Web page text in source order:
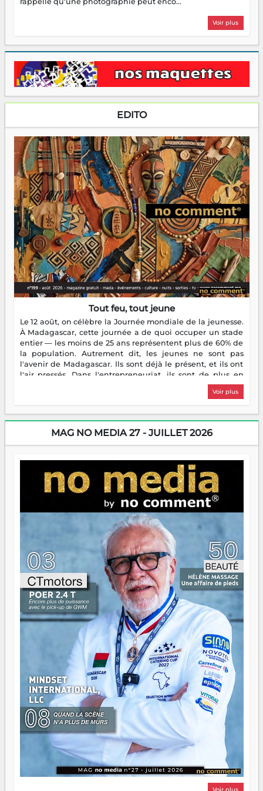
Voir plus
EDITO
Tout feu, tout jeune
Le 12 août, on célèbre la Journée mondiale de la jeunesse.
À Madagascar, cette journée a de quoi occuper un stade
entier — les moins de 25 ans représentent plus de 60% de
la population. Autrement dit, les jeunes ne sont pas
l'avenir de Madagascar. Ils sont déjà le présent, et ils ont
l'air pressés. Dans l'entrepreneuriat, ils sont de plus en
plus nombreux à se lancer, à créer, à risquer — souvent
sans filet, souvent sans aide, mais toujours avec cette
dorment vraiment la nuit. En culture, les nouvelles sont
encore meilleures. Aina Rasamoelina vient de décrocher le
Prix RFI Instrumental Afrique. Miangaly Elia rafle le Prix
jeunes qui tiennent la torche. Alors oui, on pourrait
s'arrêter là, applaudir et rentrer chez soi satisfait. Mais ce
serait passer à côté d'une chose essentielle. La fougue, ça
brûle fort — et parfois, ça brûle vite. Une flamme sans
direction peut éclairer autant qu'elle peut consumer. C'est
là que les aînés entrent en scène — pas pour reprendre le
gouvernail, mais pour montrer où sont les récifs. Les jeunes
ont la force, les vieux ont l'expérience, comme on dit. Ce
n'est pas un combat de générations — c'est une question
d'équipage. Partagez vos réussites, mais aussi vos échecs.
Surtout vos échecs, d'ailleurs — ils enseignent mieux que
n'importe quel manuel. À Madagascar, la barque avance.
Il faut juste s'assurer que tout le monde rame dans le
même sens.
Voir plus
MAG NO MEDIA 27 - JUILLET 2026